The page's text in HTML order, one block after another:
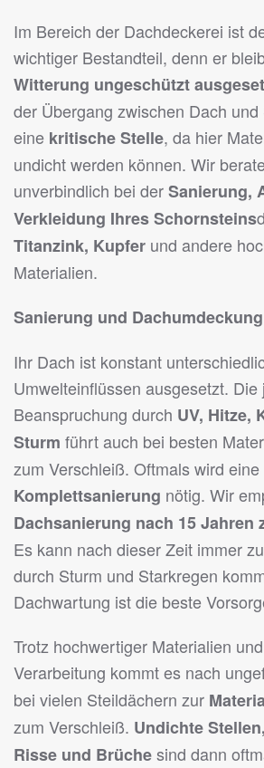
Im Bereich der Dachdeckerei ist
wichtiger Bestandteil, denn er
Witterung ungeschützt
der Übergang zwischen Dach
eine kritische Stelle, da hier
undicht werden können. Wir
unverbindlich bei derSanierung,
Verkleidung Ihres Schornsteins
Titanzink, Kupfer und andere
Materialien.
Sanierung und Dachumdeckung
Ihr Dach ist konstant
Umwelteinflüssen ausgesetzt.
Beanspruchung durch UV, Hitze,
Sturm führt auch bei besten
zum Verschleiß. Oftmals wird eine
Komplettsanierung nötig. Wir
Dachsanierung nach 15 Jahren
Es kann nach dieser Zeit immer
durch Sturm und Starkregen
Dachwartung ist die beste
Trotz hochwertiger Materialien
Verarbeitung kommt es nach
bei vielen Steildächern zur
zum Verschleiß. Undichte
Risse und Brüchesind dann